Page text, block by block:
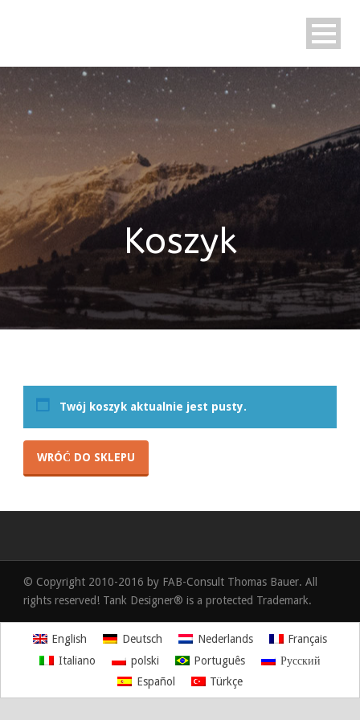
polski
Koszyk
Twój koszyk aktualnie jest pusty.
WRÓĆ DO SKLEPU
© Copyright 2010-2016 by FAB-Consult Thomas Bauer. All
rights reserved! Tank Designer® is a protected Trademark.
English Deutsch Nederlands
Français
Italiano
polski Português
Русский
Español
Türkçe